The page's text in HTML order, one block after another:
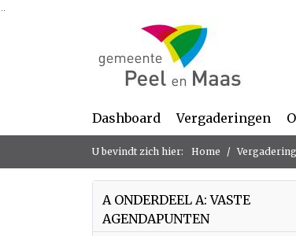
Ga naar de inhoud van deze pagina
Dashboard Vergaderingen
U bevindt zich hier: Home
A ONDERDEEL A: VASTE
AGENDAPUNTEN